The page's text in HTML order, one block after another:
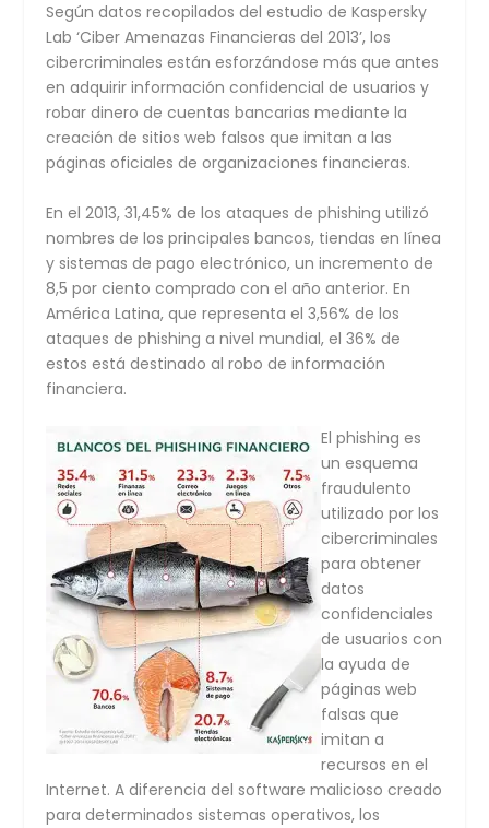
Según datos recopilados del estudio de Kaspersky
Lab ‘Ciber Amenazas Financieras del 2013’, los
cibercriminales están esforzándose más que antes
en adquirir información confidencial de usuarios y
robar dinero de cuentas bancarias mediante la
creación de sitios web falsos que imitan a las
páginas oficiales de organizaciones financieras.
En el 2013, 31,45% de los ataques de phishing utilizó
nombres de los principales bancos, tiendas en línea
y sistemas de pago electrónico, un incremento de
8,5 por ciento comprado con el año anterior. En
América Latina, que representa el 3,56% de los
ataques de phishing a nivel mundial, el 36% de
estos está destinado al robo de información
financiera.
El phishing es
un esquema
fraudulento
utilizado por los
cibercriminales
para obtener
datos
confidenciales
de usuarios con
la ayuda de
páginas web
falsas que
imitan a
recursos en el
Internet. A diferencia del software malicioso creado
para determinados sistemas operativos, los